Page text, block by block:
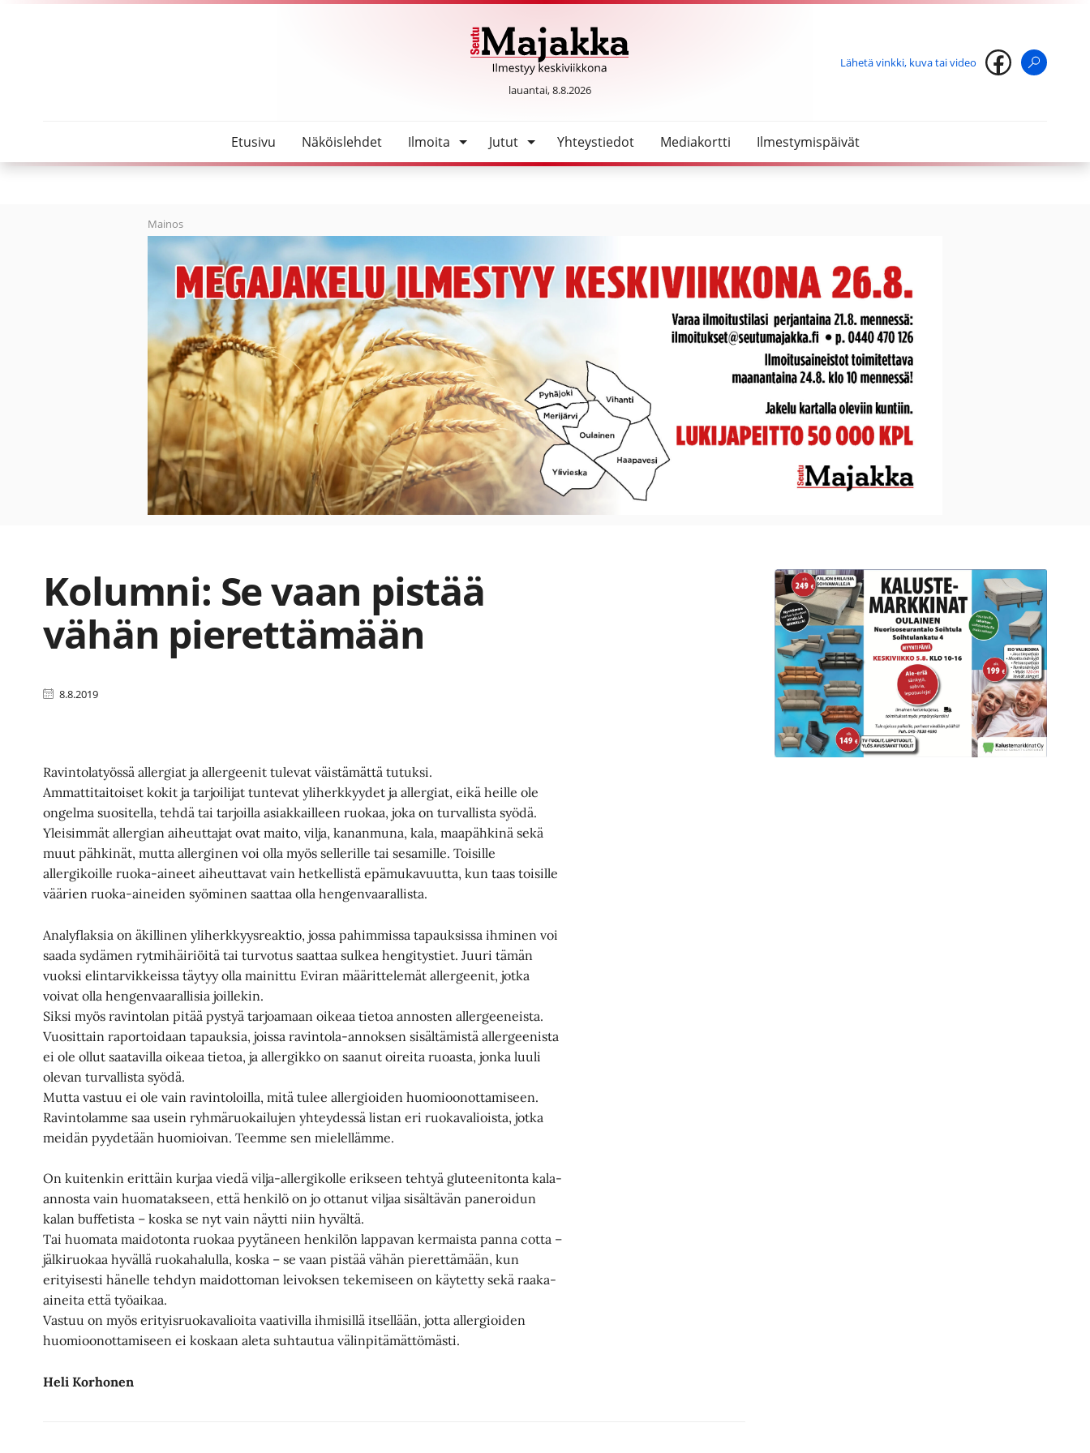
SeutuMajakka
lauantai, 8.8.2026
Lähetä vinkki, kuva tai video
Etusivu Näköislehdet Ilmoita Jutut Yhteystiedot Mediakortti Ilmestymispäivät
Mainos
Kolumni: Se vaan pistää
vähän pierettämään
8.8.2019
Ravintolatyössä allergiat ja allergeenit tulevat väistämättä tutuksi.
Ammattitaitoiset kokit ja tarjoilijat tuntevat yliherkkyydet ja allergiat, eikä heille ole
ongelma suositella, tehdä tai tarjoilla asiakkailleen ruokaa, joka on turvallista syödä.
Yleisimmät allergian aiheuttajat ovat maito, vilja, kananmuna, kala, maapähkinä sekä
muut pähkinät, mutta allerginen voi olla myös sellerille tai sesamille. Toisille
allergikoille ruoka-aineet aiheuttavat vain hetkellistä epämukavuutta, kun taas toisille
väärien ruoka-aineiden syöminen saattaa olla hengenvaarallista.
Analyflaksia on äkillinen yliherkkyysreaktio, jossa pahimmissa tapauksissa ihminen voi
saada sydämen rytmihäiriöitä tai turvotus saattaa sulkea hengitystiet. Juuri tämän
vuoksi elintarvikkeissa täytyy olla mainittu Eviran määrittelemät allergeenit, jotka
voivat olla hengenvaarallisia joillekin.
Siksi myös ravintolan pitää pystyä tarjoamaan oikeaa tietoa annosten allergeeneista.
Vuosittain raportoidaan tapauksia, joissa ravintola-annoksen sisältämistä allergeenista
ei ole ollut saatavilla oikeaa tietoa, ja allergikko on saanut oireita ruoasta, jonka luuli
olevan turvallista syödä.
Mutta vastuu ei ole vain ravintoloilla, mitä tulee allergioiden huomioonottamiseen.
Ravintolamme saa usein ryhmäruokailujen yhteydessä listan eri ruokavalioista, jotka
meidän pyydetään huomioivan. Teemme sen mielellämme.
On kuitenkin erittäin kurjaa viedä vilja-allergikolle erikseen tehtyä gluteenitonta kala-
annosta vain huomatakseen, että henkilö on jo ottanut viljaa sisältävän paneroidun
kalan buffetista – koska se nyt vain näytti niin hyvältä.
Tai huomata maidotonta ruokaa pyytäneen henkilön lappavan kermaista panna cotta –
jälkiruokaa hyvällä ruokahalulla, koska – se vaan pistää vähän pierettämään, kun
erityisesti hänelle tehdyn maidottoman leivoksen tekemiseen on käytetty sekä raaka-
aineita että työaikaa.
Vastuu on myös erityisruokavalioita vaativilla ihmisillä itsellään, jotta allergioiden
huomioonottamiseen ei koskaan aleta suhtautua välinpitämättömästi.
Heli Korhonen